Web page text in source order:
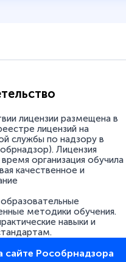
лицензии размещена в
лицензий на
службы по надзору в
Лицензия
организация обучила
качественное и
методики обучения.
навыки и
Рособрнадзора